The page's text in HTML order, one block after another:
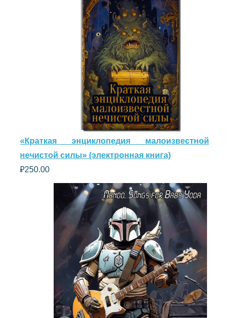
«Краткая энциклопедия малоизвестной
нечистой силы» (электронная книга)
₽250.00